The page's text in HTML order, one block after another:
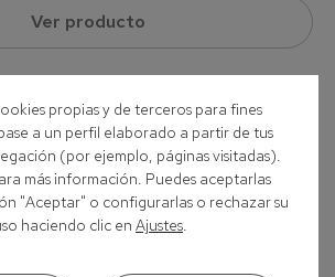
Ver producto
propias y de terceros para fines
a un perfil elaborado a partir de tus
(por ejemplo, páginas visitadas).
más información. Puedes aceptarlas
"Aceptar" o configurarlas o rechazar su
haciendo clic en Ajustes.